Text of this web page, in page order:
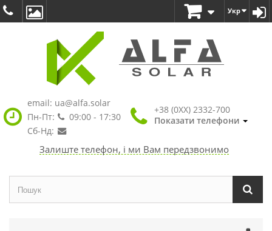
Укр
email: ua@alfa.solar
Пн-Пт:
09:00 - 17:30
Сб-Нд:
+38 (0XX) 2332-700
Показати телефони
Залиште телефон, і ми Вам передзвонимо